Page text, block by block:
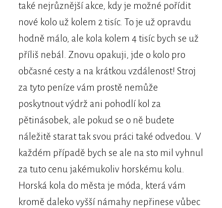
také nejrůznější akce, kdy je možné pořídit
nové kolo už kolem 2 tisíc. To je už opravdu
hodně málo, ale kola kolem 4 tisíc bych se už
příliš nebál. Znovu opakuji, jde o kolo pro
občasné cesty a na krátkou vzdálenost! Stroj
za tyto peníze vám prostě nemůže
poskytnout výdrž ani pohodlí kol za
pětinásobek, ale pokud se o ně budete
náležitě starat tak svou práci také odvedou. V
každém případě bych se ale na sto mil vyhnul
za tuto cenu jakémukoliv horskému kolu.
Horská kola do města je móda, která vám
kromě daleko vyšší námahy nepřinese vůbec